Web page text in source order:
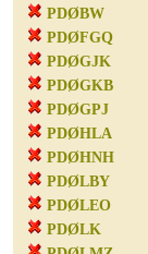
PDØBW
PDØFGQ
PDØGJK
PDØGKB
PDØGPJ
PDØHLA
PDØHNH
PDØLBY
PDØLEO
PDØLK